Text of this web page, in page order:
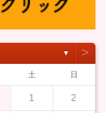
▼ ˃
土 日
1 2